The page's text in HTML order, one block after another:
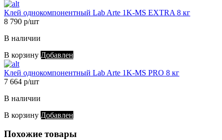
Клей однокомпонентный Lab Arte 1K-MS EXTRA 8 кг
8 790 р/шт
В наличии
В корзину Добавлен
Клей однокомпонентный Lab Arte 1K-MS PRO 8 кг
7 664 р/шт
В наличии
В корзину Добавлен
Похожие товары